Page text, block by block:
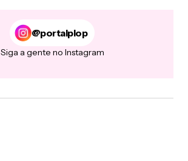
@portalplop
Siga a gente no Instagram